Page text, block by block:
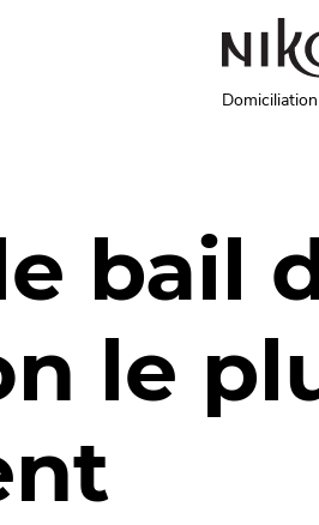
bail
le